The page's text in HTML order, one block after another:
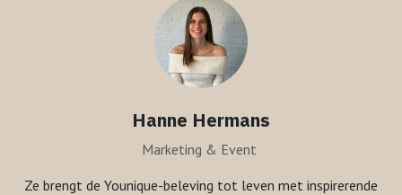
Hanne Hermans
Marketing & Event
Ze brengt de Younique-beleving tot leven met inspirerende